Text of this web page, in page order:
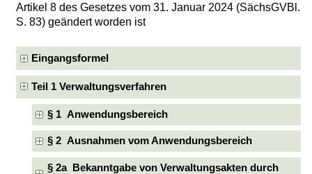
Artikel 8 des Gesetzes vom 31. Januar 2024 (SächsGVBl.
S. 83) geändert worden ist
Eingangsformel
Teil 1 Verwaltungsverfahren
§ 1 Anwendungsbereich
§ 2 Ausnahmen vom Anwendungsbereich
§ 2a Bekanntgabe von Verwaltungsakten durch